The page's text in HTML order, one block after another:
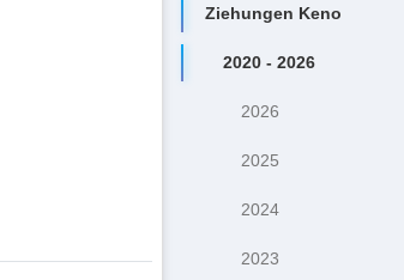
Ziehungen Keno
2020 - 2026
2026
2025
2024
2023